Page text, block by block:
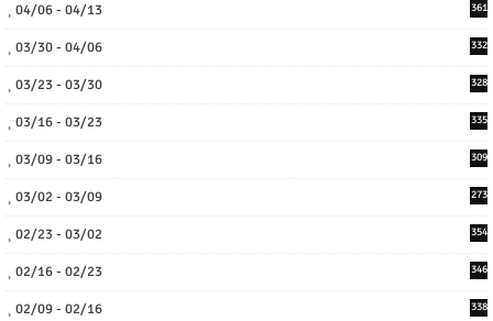
04/06 - 04/13 361
03/30 - 04/06 332
03/23 - 03/30 328
03/16 - 03/23 335
03/09 - 03/16 309
03/02 - 03/09 273
02/23 - 03/02 354
02/16 - 02/23 346
02/09 - 02/16 338